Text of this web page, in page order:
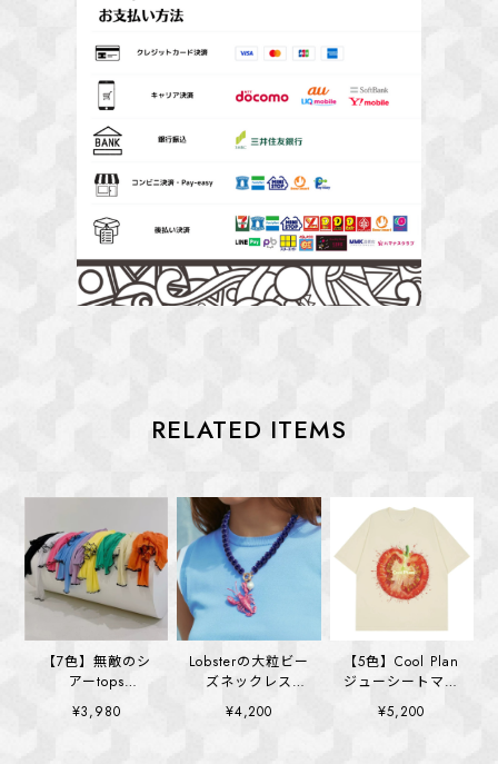
RELATED ITEMS
【7色】無敵のシ
アーtops
(kai1310)
¥3,980
Lobsterの大粒ビー
ズネックレス
(kai1331)
¥4,200
【5色】Cool Plan
ジューシートマト
Tシャツ(kai1332)
¥5,200